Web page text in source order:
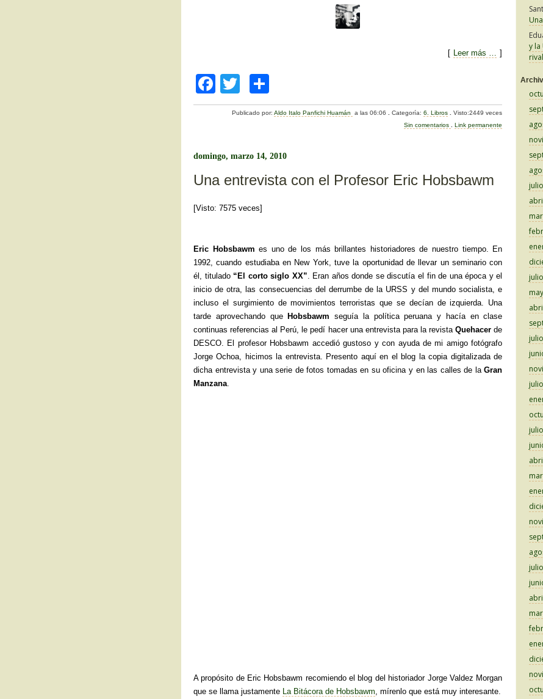
[ Leer más … ]
F
a
b
o
o
wi o
m
ar
tir
Publicado por:Aldo Italo Panfichi Huamán a las 06:06 .Categoría:6. Libros
Visto:2449 veces
Sin comentarios
Link permanente
domingo, marzo 14, 2010
Una entrevista con el Profesor Eric Hobsbawm
[Visto: 7575 veces]
Eric Hobsbawm es uno de los más brillantes historiadores de nuestro tiempo. En
1992, cuando estudiaba en New York, tuve la oportunidad de llevar un seminario con
él, titulado “El corto siglo XX” . Eran años donde se discutía el fin de una época y el
inicio de otra, las consecuencias del derrumbe de la URSS y del mundo socialista, e
incluso el surgimiento de movimientos terroristas que se decían de izquierda. Una
tarde aprovechando que Hobsbawm seguía la política peruana y hacía en clase
continuas referencias al Perú, le pedí hacer una entrevista para la revistaQuehacer de
DESCO. El profesor Hobsbawm accedió gustoso y con ayuda de mi amigo fotógrafo
Jorge Ochoa, hicimos la entrevista. Presento aquí en el blog la copia digitalizada de
dicha entrevista y una serie de fotos tomadas en su oficina y en las calles de laGran
Manzana
A propósito de Eric Hobsbawm recomiendo el blog del historiador Jorge Valdez Morgan
que se llama justamente La Bitácora de Hobsbawm, mírenlo que está muy interesante.
y la